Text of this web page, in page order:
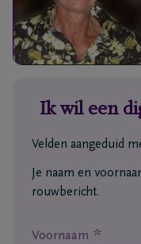
we
Contact
Uitvaart
Ik wil een
Velden aangeduid
Je naam en
rouwbericht.
Voornaam *